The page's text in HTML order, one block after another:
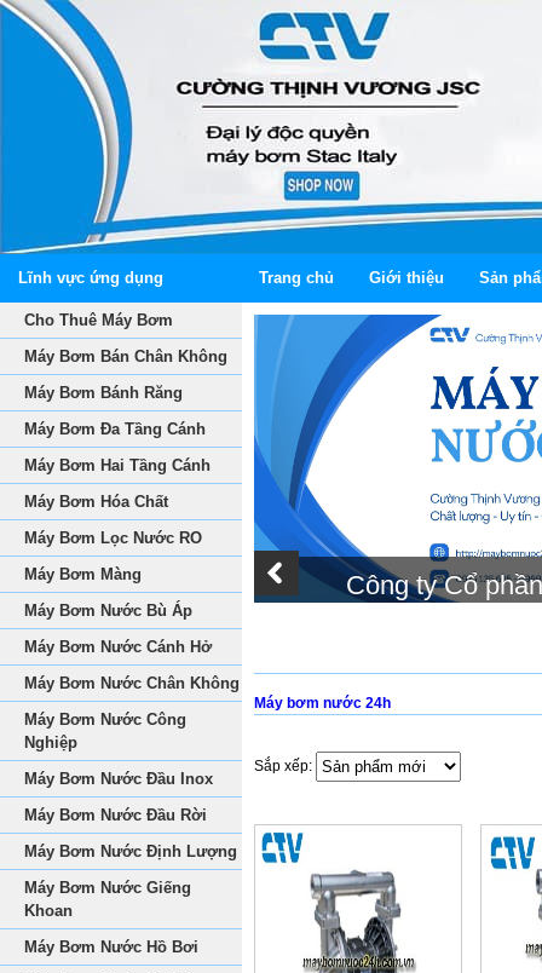
Lĩnh vực ứng dụng Trang chủ Giới thiệu Sản
Cho Thuê Máy Bơm
Máy Bơm Bán Chân Không
Máy Bơm Bánh Răng
Máy Bơm Đa Tầng Cánh
Máy Bơm Hai Tầng Cánh
Máy Bơm Hóa Chất
Máy Bơm Lọc Nước RO
Máy Bơm Màng
Máy Bơm Nước Bù Áp
Máy Bơm Nước Cánh Hở
Máy Bơm Nước Chân Không
Máy Bơm Nước Công
Nghiệp
Máy Bơm Nước Đầu Inox
Máy Bơm Nước Đầu Rời
Máy Bơm Nước Định Lượng
Máy Bơm Nước Giếng
Khoan
Máy Bơm Nước Hồ Bơi
Công ty Cổ
Máy bơm nước 24h
Sắp xếp: